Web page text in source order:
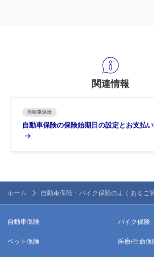
関連情報
自動車保険
自動車保険の保険始期日の設定とお支払
ホーム 自動車保険・バイク保険のよくあるご
自動車保険 バイク保険
ペット保険 医療/生命保